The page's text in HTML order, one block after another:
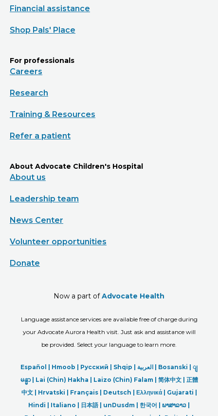
Financial assistance
Shop Pals' Place
For professionals
Careers
Research
Training & Resources
Refer a patient
About Advocate Children's Hospital
About us
Leadership team
News Center
Volunteer opportunities
Donate
Now a part ofAdvocate Health
Language assistance services are available free of charge during
your Advocate Aurora Health visit. Just ask and assistance will
be provided. Select your language to learn more.
Español | Hmoob | Русский | Shqip | العربیة | Bosanski | ျ
မန္မာ| Lai (Chin) Hakha | Laizo (Chin) Falam | 简体中文 | 正體
中文 | Hrvatski | Français | Deutsch | Ελληνικά | Gujarati |
Hindi | Italiano | 日本語| unDusdm | 한국어 | ພາສາລາວ |